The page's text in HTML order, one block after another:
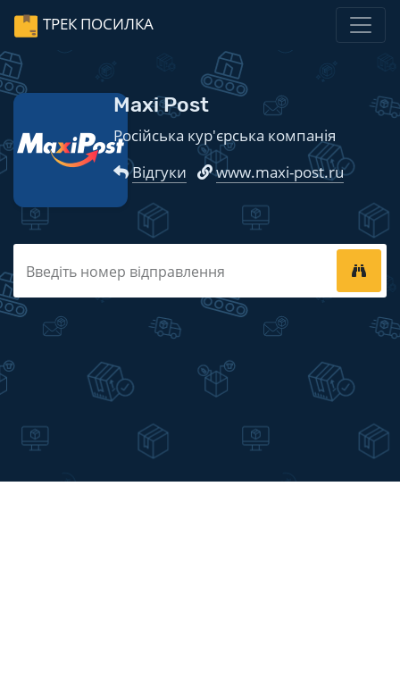
ТРЕК ПОСИЛКА
Maxi Post
Російська кур'єрська компанія
Відгуки
www.maxi-post.ru